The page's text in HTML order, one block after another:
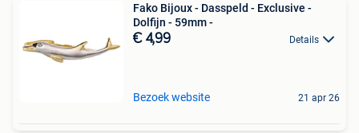
Fako Bijoux - Dasspeld - Exclusive -
Dolfijn - 59mm -
€ 4,99 Details
Bezoek website 21 apr 26